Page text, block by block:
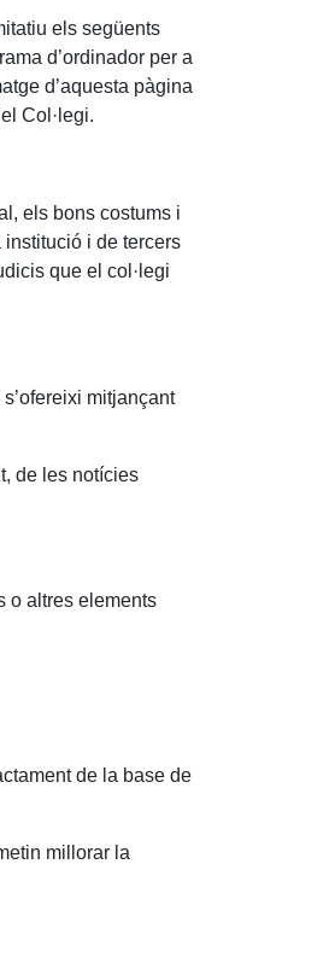
els següents
d’ordinador per a
d’aquesta pàgina
Col·legi.
els bons costums i
institució i de tercers
que el col·legi
mitjançant
de les notícies
o altres elements
de la base de
millorar la